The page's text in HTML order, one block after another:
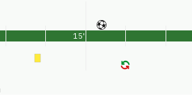
15'